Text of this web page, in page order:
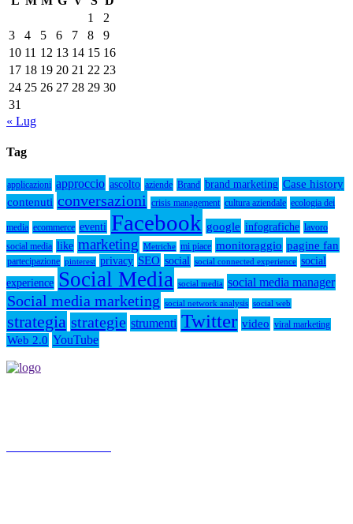
1
2
3
4 5 6 7 8
9
10 11 12 13 14 15 16
17 18 19 20 21 22 23
24 25 26 27 28 29 30
31
« Lug
Tag
applicazioni approccio ascolto aziende Brand brand marketing Case history
contenuti conversazioni crisis management cultura aziendale ecologia dei
media ecommerce eventi Facebook google infografiche lavoro
social media like marketing Metriche mi piace monitoraggio pagine fan
partecipazione pinterest privacy SEO social social connected experience social
experience Social Media social media social media manager
Social media marketing social network analysis social web
strategia strategie strumenti Twitter video viral marketing
Web 2.0 YouTube